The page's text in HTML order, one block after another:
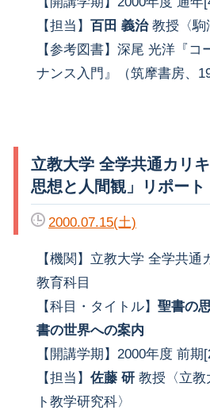
【担当】 百田 義治 教授〈駒
【参考図書】深尾 光洋『コ
ナンス入門』（筑摩書房、
立教大学 全学共通カリキュラム「聖書の
思想と人間観」リポート
2000.07.15(土)
【機関】立教大学 全学共通
教育科目
【科目・タイトル】 聖書の
書の世界への案内
【開講学期】2000年度 前期
【担当】 佐藤 研教授〈立教
ト教学研究科〉